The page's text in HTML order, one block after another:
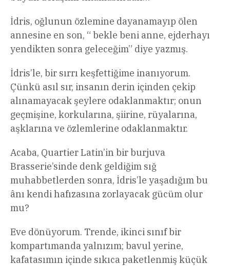
İdris, oğlunun özlemine dayanamayıp ölen
annesine en son, “ bekle beni anne, ejderhayı
yendikten sonra geleceğim” diye yazmış.
İdris’le, bir sırrı keşfettiğime inanıyorum.
Çünkü asıl sır, insanın derin içinden çekip
alınamayacak şeylere odaklanmaktır; onun
geçmişine, korkularına, şiirine, rüyalarına,
aşklarına ve özlemlerine odaklanmaktır.
Acaba, Quartier Latin’in bir burjuva
Brasserie’sinde denk geldiğim sığ
muhabbetlerden sonra, İdris’le yaşadığım bu
ânı kendi hafızasına zorlayacak gücüm olur
mu?
Eve dönüyorum. Trende, ikinci sınıf bir
kompartımanda yalnızım; bavul yerine,
kafatasımın içinde sıkıca paketlenmiş küçük